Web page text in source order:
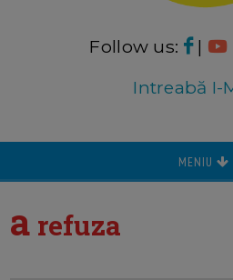
Follow us: |
Intreabă I-
MENIU
a refuza